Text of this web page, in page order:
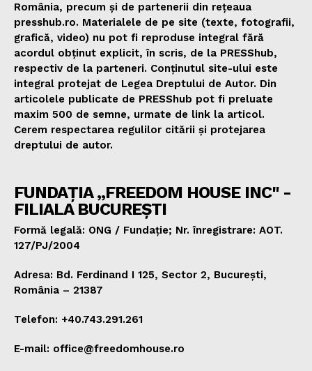
România, precum și de partenerii din rețeaua
presshub.ro. Materialele de pe site (texte, fotografii,
grafică, video) nu pot fi reproduse integral fără
acordul obținut explicit, în scris, de la PRESShub,
respectiv de la parteneri. Conținutul site-ului este
integral protejat de Legea Dreptului de Autor. Din
articolele publicate de PRESShub pot fi preluate
maxim 500 de semne, urmate de link la articol.
Cerem respectarea regulilor citării și protejarea
dreptului de autor.
FUNDAȚIA „FREEDOM HOUSE INC" -
FILIALA BUCUREȘTI
Formă legală: ONG / Fundație; Nr. înregistrare: AOT.
127/PJ/2004
Adresa: Bd. Ferdinand I 125, Sector 2, București,
România – 21387
Telefon: +40.743.291.261
E-mail: office@freedomhouse.ro